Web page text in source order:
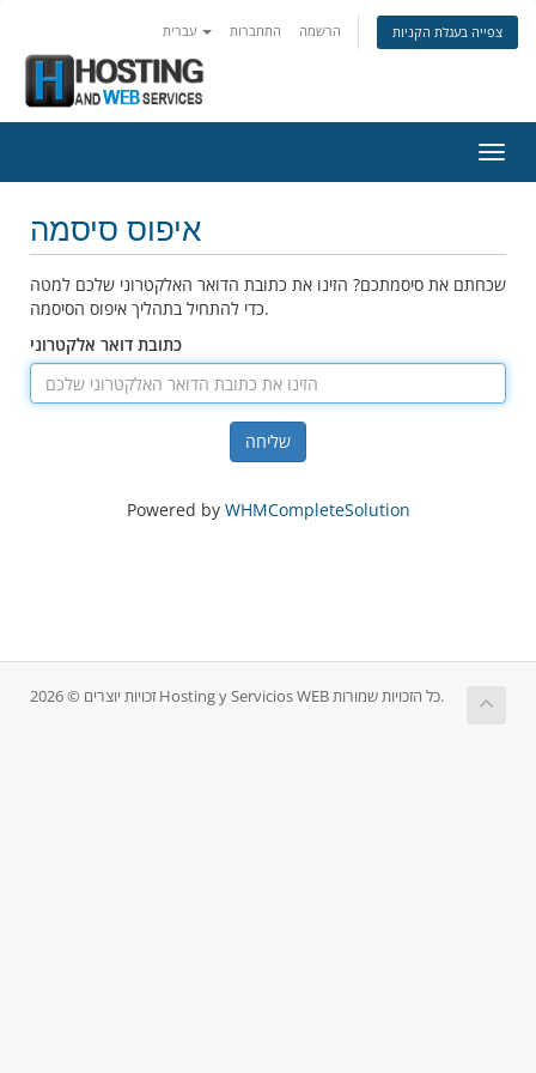
התחברות הרשמה צפייה בעגלת הקניות
איפוס סיסמה
שכחתם את סיסמתכם? הזינו את כתובת הדואר האלקטרוני שלכם למטה
כדי להתחיל בתהליך איפוס הסיסמה.
כתובת דואר אלקטרוני
שליחה
Powered by WHMCompleteSolution
זכויות יוצרים © 2026 Hosting y Servicios WEB כל הזכויות שמורות.